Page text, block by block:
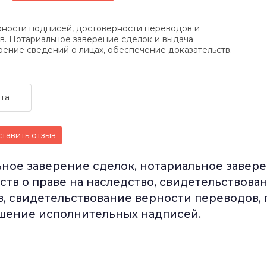
подписей, достоверности переводов и
Нотариальное заверение сделок и выдача
сведений о лицах, обеспечение доказательств.
отзыв
заверение сделок, нотариальное
о праве на наследство,
свидетельствование верности переводов,
исполнительных надписей.